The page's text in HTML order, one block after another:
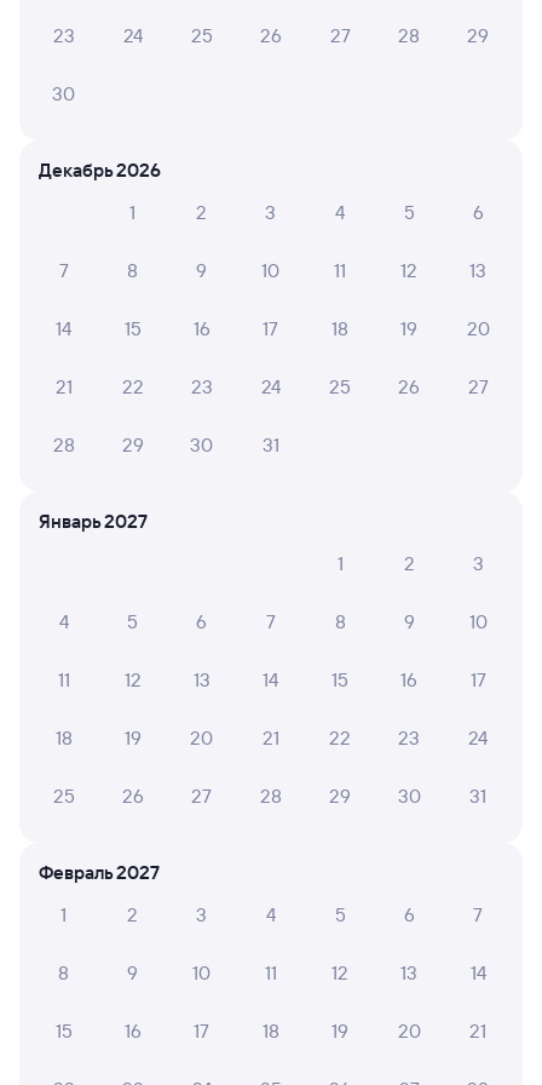
Дни следования ближайшие: 8, 9, 10 августа Маршрут
Купе
от 1 ⁠332 ⁠₽
Плацкарт
1 ⁠340 ⁠₽
Выберите дату
6,4
Ярославль-Главный
Москва Ярославская
04:28 09:13
ближайшие: 23 октября, 1 ноября
от1 ⁠736 ⁠₽
Выберите дату
4 ч 8 м в пути
23 24 25 26 27 28 29
30
Декабрь 2026
1
2 3 4 5 6
7 8 9 10 11 12 13
14 15 16 17 18 19 20
21 22 23 24 25 26 27
28 29 30 31
Январь 2027
1
2 3
4 5 6 7 8 9 10
11 12 13 14 15 16 17
18 19 20 21 22 23 24
25 26 27 28 29 30 31
Февраль 2027
1
2 3 4 5 6 7
8 9 10 11 12 13 14
15 16 17 18 19 20 21